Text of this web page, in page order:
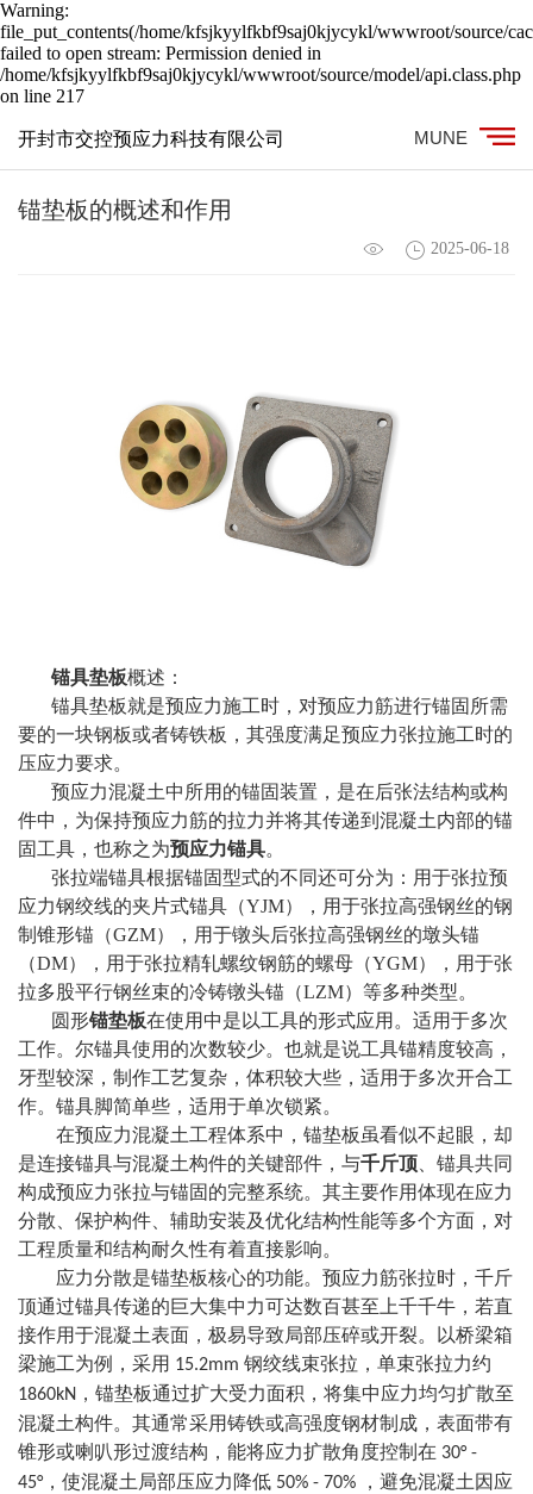
Warning:
file_put_contents(/home/kfsjkyylfkbf9saj0kjycykl/wwwroot/source/
failed to open stream: Permission denied in
/home/kfsjkyylfkbf9saj0kjycykl/wwwroot/source/model/api.class.php
on line 217
开封市交控预应力科技有限公司 MUNE
锚垫板的概述和作用
2025-06-18
锚具垫板概述：
锚具垫板就是预应力施工时，对预应力筋进行锚固所需
要的一块钢板或者铸铁板，其强度满足预应力张拉施工时的
压应力要求。
预应力混凝土中所用的锚固装置，是在后张法结构或构
件中，为保持预应力筋的拉力并将其传递到混凝土内部的锚
固工具，也称之为预应力锚具。
张拉端锚具根据锚固型式的不同还可分为：用于张拉预
应力钢绞线的夹片式锚具（YJM），用于张拉高强钢丝的钢
制锥形锚（GZM），用于镦头后张拉高强钢丝的墩头锚
（DM），用于张拉精轧螺纹钢筋的螺母（YGM），用于张
拉多股平行钢丝束的冷铸镦头锚（LZM）等多种类型。
圆形锚垫板在使用中是以工具的形式应用。适用于多次
工作。尔锚具使用的次数较少。也就是说工具锚精度较高，
牙型较深，制作工艺复杂，体积较大些，适用于多次开合工
作。锚具脚简单些，适用于单次锁紧。
在预应力混凝土工程体系中，锚垫板虽看似不起眼，却
是连接锚具与混凝土构件的关键部件，与千斤顶 、锚具共同
构成预应力张拉与锚固的完整系统。其主要作用体现在应力
分散、保护构件、辅助安装及优化结构性能等多个方面，对
工程质量和结构耐久性有着直接影响。
应力分散是锚垫板核心的功能。预应力筋张拉时，千斤
顶通过锚具传递的巨大集中力可达数百甚至上千千牛，若直
接作用于混凝土表面，极易导致局部压碎或开裂。以桥梁箱
梁施工为例，采用 15.2mm 钢绞线束张拉，单束张拉力约
1860kN ，锚垫板通过扩大受力面积，将集中应力均匀扩散至
混凝土构件。其通常采用铸铁或高强度钢材制成，表面带有
锥形或喇叭形过渡结构，能将应力扩散角度控制在 30° -
45°，使混凝土局部压应力降低 50% - 70%
，避免混凝土因应